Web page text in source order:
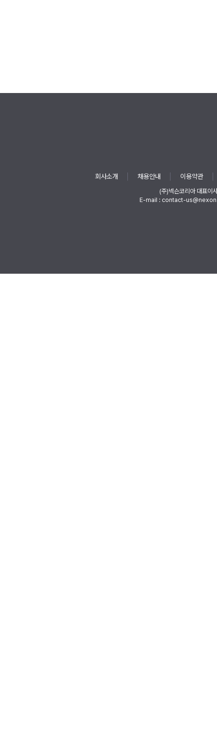
회사소개 채용안내 이용약관
(주)넥슨코리아 대표이
E-mail : contact-